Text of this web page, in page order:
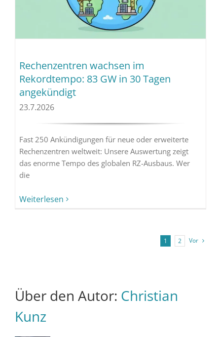
Rechenzentren wachsen im
Rekordtempo: 83 GW in 30 Tagen
angekündigt
23.7.2026
Fast 250 Ankündigungen für neue oder erweiterte
Rechenzentren weltweit: Unsere Auswertung zeigt
das enorme Tempo des globalen RZ-Ausbaus. Wer
die
Weiterlesen
1 2 Vor
Über den Autor: Christian
Kunz